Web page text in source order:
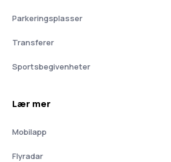
Parkeringsplasser
Transferer
Sportsbegivenheter
Lær mer
Mobilapp
Flyradar